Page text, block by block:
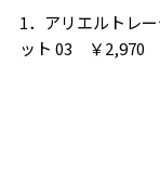
1．アリエルトレ
ット 03 ￥2,970